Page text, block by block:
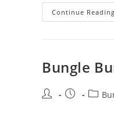
Continue Reading
Bungle
Post
Post
Post